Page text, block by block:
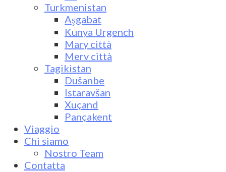
Turkmenistan
Aşgabat
Kunya Urgench
Mary città
Merv città
Tagikistan
Dušanbe
Istaravšan
Xuçand
Pançakent
Viaggio
Chi siamo
Nostro Team
Contatta